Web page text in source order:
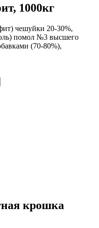
1000кг
чешуйки 20-30%,
помол №3 высшего
(70-80%),
крошка